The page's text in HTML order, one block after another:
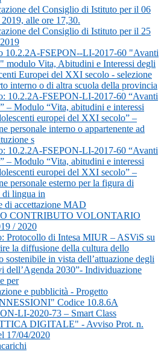
del Consiglio di Istituto per il 06
alle ore 17,30.
del Consiglio di Istituto per il 25
10.2.2A-FSEPON--LI-2017-60 "Avanti
modulo Vita, Abitudini e Interessi degli
Europei del XXI secolo - selezione
interno o di altra scuola della provincia
10.2.2A-FSEPON-LI-2017-60 “Avanti
– Modulo “Vita, abitudini e interessi
europei del XXI secolo” –
personale interno o appartenente ad
s
10.2.2A-FSEPON-LI-2017-60 “Avanti
– Modulo “Vita, abitudini e interessi
europei del XXI secolo” –
personale esterno per la figura di
di lingua in
di accettazione MAD
CONTRIBUTO VOLONTARIO
/ 2020
Protocollo di Intesa MIUR – ASViS su
la diffusione della cultura dello
sostenibile in vista dell’attuazione degli
dell’Agenda 2030”- Individuazione
per
e pubblicità - Progetto
Codice 10.8.6A
LI-2020-73 – Smart Class
DIGITALE" - Avviso Prot. n.
17/04/2020